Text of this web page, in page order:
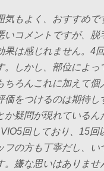
気もよく、おすすめで
いコメントですが、脱
果は感じれません。4
。しかし、部位によっ
ちろんこれに加えて個
価をつけるのは期待し
か疑問が現れているん
回しており、15回
フの方も丁寧だし、い
。嫌な思いはありませ